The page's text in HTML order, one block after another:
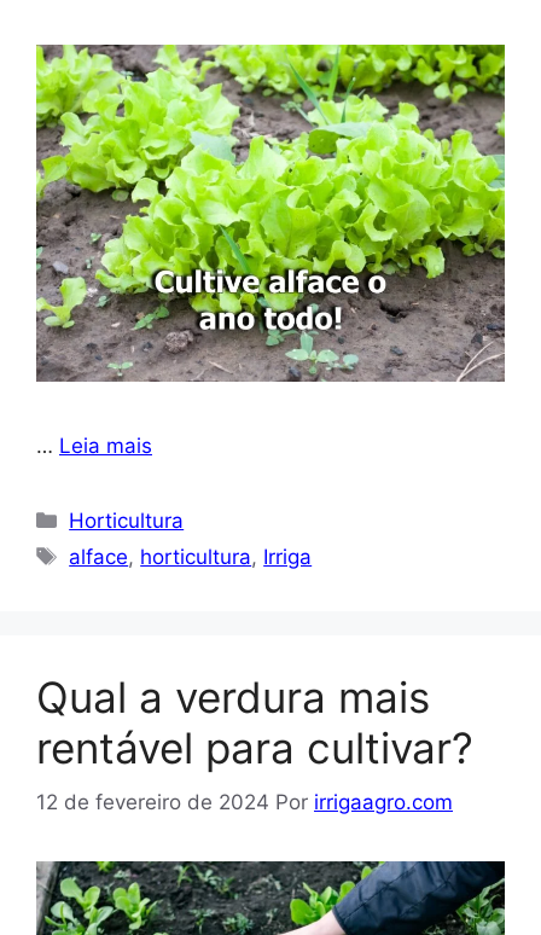
… Leia mais
Categorias
Horticultura
Tags
alface, horticultura, Irriga
Qual a verdura mais
rentável para cultivar?
12 de fevereiro de 2024 Por irrigaagro.com